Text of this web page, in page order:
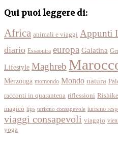
Qui puoi leggere di:
Africa animali e viaggi Appunti
diario Essaouira europa Galatina
Lifestyle Maghreb
Merzouga momondo Mondo natura
racconti in quarantena riflessioni
magico tips turismo consapevole turismo
viaggi consapevoli viaggio
yoga